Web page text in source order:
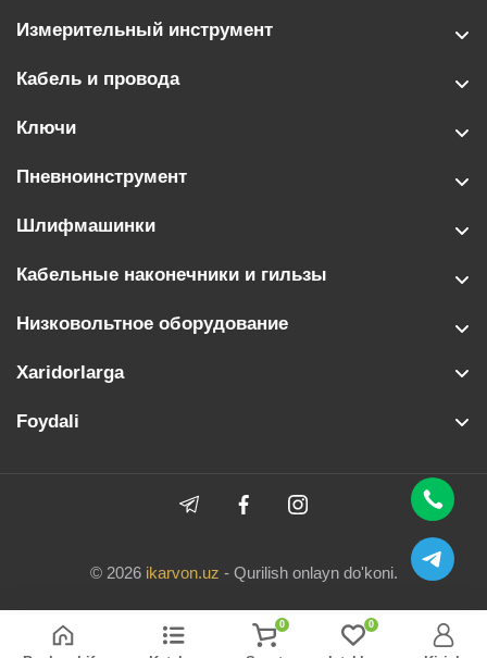
Измерительный инструмент
Кабель и провода
Ключи
Пневноинструмент
Шлифмашинки
Кабельные наконечники и гильзы
Низковольтное оборудование
Xaridorlarga
Foydali
© 2026 ikarvon.uz - Qurilish onlayn do'koni.
0 0